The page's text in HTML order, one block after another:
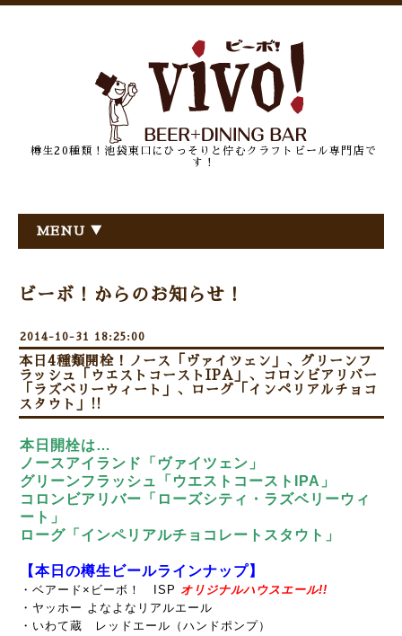
樽生20種類！池袋東口にひっそりと佇むクラフトビール専門店で
す！
MENU ▼
ビーボ！からのお知らせ！
2014-10-31 18:25:00
本日4種類開栓！ノース「ヴァイツェン」、グリーンフ
ラッシュ「ウエストコーストIPA」、コロンビアリバー
「ラズベリーウィート」、ローグ「インペリアルチョコ
スタウト」!!
本日開栓は…
ノースアイランド「ヴァイツェン」
グリーンフラッシュ「ウエストコーストIPA」
コロンビアリバー「ローズシティ・ラズベリーウィ
ート」
ローグ「インペリアルチョコレートスタウト」
【本日の樽生ビールラインナップ】
・ベアード×ビーボ！ ISP オリジナルハウスエール!!
・ヤッホー よなよなリアルエール
・いわて蔵 レッドエール（ハンドポンプ）